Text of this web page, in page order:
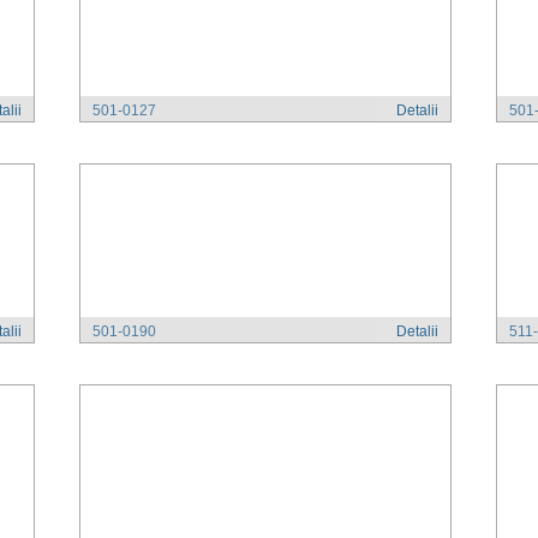
Detalii
501-0127
Detalii
501-0190